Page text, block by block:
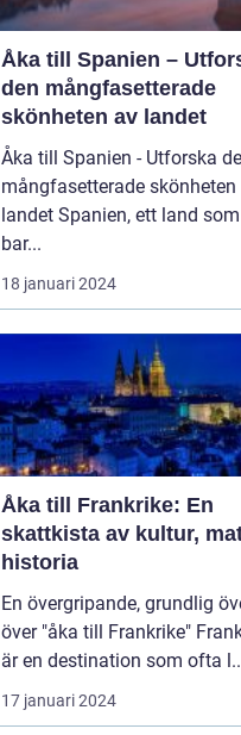
Åka till Spanien –
den mångfasetterade
skönheten av landet
Åka till Spanien - Utforska
mångfasetterade skönheten
landet Spanien, ett land som inte
bar...
18 januari 2024
Åka till Frankrike: En
skattkista av kultur,
historia
En övergripande, grundlig
över "åka till Frankrike" Frankrike
är en destination som ofta
17 januari 2024